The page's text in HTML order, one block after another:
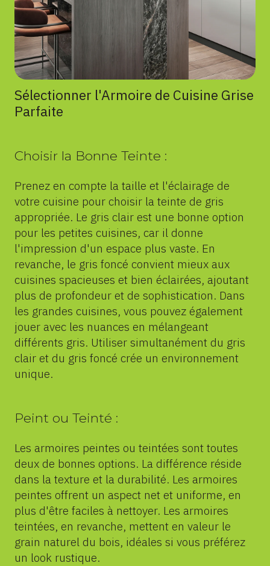
Sélectionner l'Armoire de Cuisine Grise
Parfaite
Choisir la Bonne Teinte :
Prenez en compte la taille et l'éclairage de
votre cuisine pour choisir la teinte de gris
appropriée. Le gris clair est une bonne option
pour les petites cuisines, car il donne
l'impression d'un espace plus vaste. En
revanche, le gris foncé convient mieux aux
cuisines spacieuses et bien éclairées, ajoutant
plus de profondeur et de sophistication. Dans
les grandes cuisines, vous pouvez également
jouer avec les nuances en mélangeant
différents gris. Utiliser simultanément du gris
clair et du gris foncé crée un environnement
unique.
Peint ou Teinté :
Les armoires peintes ou teintées sont toutes
deux de bonnes options. La différence réside
dans la texture et la durabilité. Les armoires
peintes offrent un aspect net et uniforme, en
plus d'être faciles à nettoyer. Les armoires
teintées, en revanche, mettent en valeur le
grain naturel du bois, idéales si vous préférez
un look rustique.